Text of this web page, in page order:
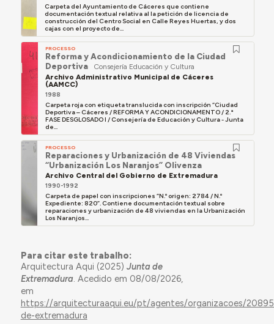
Carpeta del Ayuntamiento de Cáceres que contiene
documentación textual relativa al la petición de licencia de
construcción del Centro Social en Calle Reyes Huertas, y dos
cajas con el proyecto de...
PROCESSO
Reforma y Acondicionamiento de la Ciudad
Deportiva
Consejería Educación y Cultura
Archivo Administrativo Municipal de Cáceres
(AAMCC)
1988
Carpeta roja con etiqueta translucida con inscripción “Ciudad
Deportiva – Cáceres / REFORMA Y ACONDICIONAMENTO / 2.ª
FASE DESGLOSADO I / Consejería de Educación y Cultura - Junta
de...
PROCESSO
Reparaciones y Urbanización de 48 Viviendas
“Urbanización Los Naranjos” Olivenza
Archivo Central del Gobierno de Extremadura
1990-1992
Carpeta de papel con inscripciones “N.º origen: 2784 / N.º
Expediente: 820”. Contiene documentación textual sobre
reparaciones y urbanización de 48 viviendas en la Urbanización
Los Naranjos...
Para citar este trabalho:
Arquitectura Aqui (2025) Junta de
Extremadura. Acedido em 08/08/2026,
em
https://arquitecturaaqui.eu/pt/agentes/organizacoes/
de-extremadura